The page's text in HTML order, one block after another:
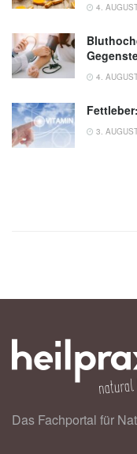
4.
4.
3.
Das Fachportal für